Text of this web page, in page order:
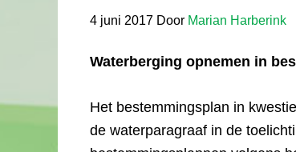
4 juni 2017 Door Marian Harberink
Waterberging opnemen in
Het bestemmingsplan in
de waterparagraaf in de